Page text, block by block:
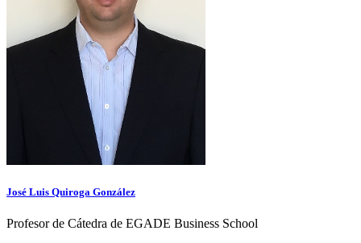
José Luis Quiroga González
Profesor de Cátedra de EGADE Business School